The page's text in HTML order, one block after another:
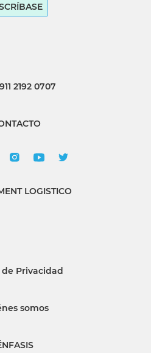
2192 0707
LOGISTICO
Privacidad
somos